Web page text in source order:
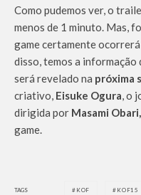
Como pudemos ver, o
menos de 1 minuto. Mas,
game certamente
disso, temos a informação
será revelado na próxima
criativo, Eisuke Ogura, o
dirigida por Masami Obari,
game.
TAGS KOF KOF15